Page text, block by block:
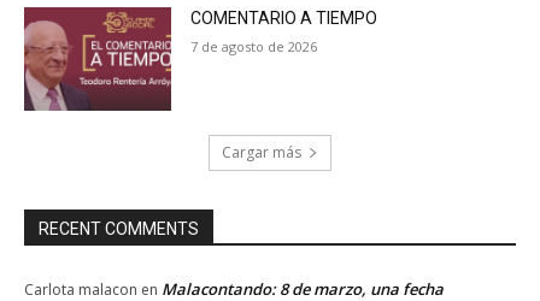
COMENTARIO A TIEMPO
7 de agosto de 2026
Cargar más
RECENT COMMENTS
Carlota malacon en Malacontando: 8 de marzo, una fecha